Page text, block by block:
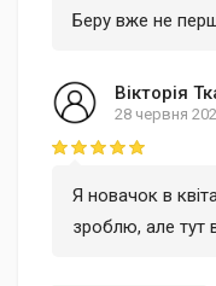
Беру вже не
Вікторія
28 червня
Rating: 5 out of 5
Я новачок в
зроблю, але тут